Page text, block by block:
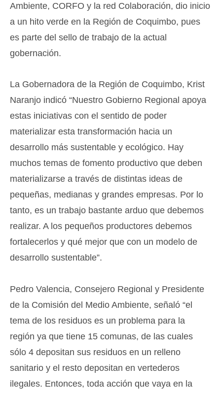
Ambiente, CORFO y la red Colaboración, dio inicio
a un hito verde en la Región de Coquimbo, pues
es parte del sello de trabajo de la actual
gobernación.
La Gobernadora de la Región de Coquimbo, Krist
Naranjo indicó “Nuestro Gobierno Regional apoya
estas iniciativas con el sentido de poder
materializar esta transformación hacia un
desarrollo más sustentable y ecológico. Hay
muchos temas de fomento productivo que deben
materializarse a través de distintas ideas de
pequeñas, medianas y grandes empresas. Por lo
tanto, es un trabajo bastante arduo que debemos
realizar. A los pequeños productores debemos
fortalecerlos y qué mejor que con un modelo de
desarrollo sustentable”.
Pedro Valencia, Consejero Regional y Presidente
de la Comisión del Medio Ambiente, señaló “el
tema de los residuos es un problema para la
región ya que tiene 15 comunas, de las cuales
sólo 4 depositan sus residuos en un relleno
sanitario y el resto depositan en vertederos
ilegales. Entonces, toda acción que vaya en la